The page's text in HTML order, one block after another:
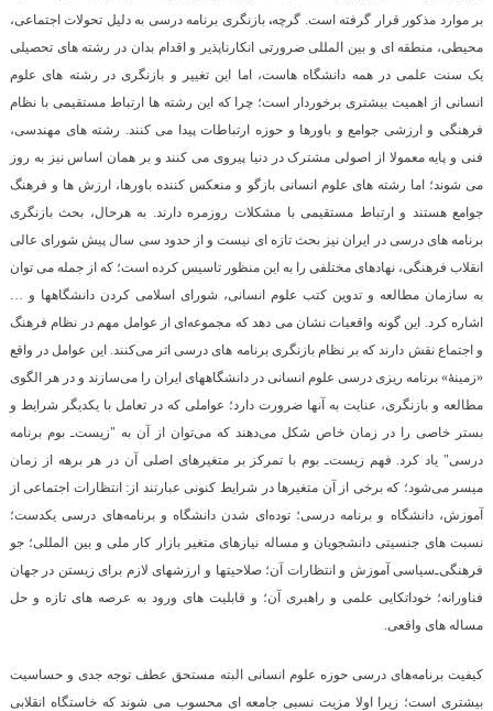
بر موارد مذکور قرار گرفته است. گرچه،بازنگری برنامه درسی به دلیل تحولات اجتماعی،
محیطی، منطقه ای و بین المللی ضرورتی انکارناپذیر و اقدام بدان در رشته های تحصیلی
یک سنت علمی در همه دانشگاه هاست، اما این تغییر و بازنگری در رشته های علوم
انسانی از اهمیت بیشتری برخوردار است؛ چرا که این رشته ها ارتباط مستقیمی با نظام
فرهنگی و ارزشی جوامع و باورها و حوزه ارتباطات پیدا می کنند. رشته های مهندسی،
فنی و پایه معمولا از اصولی مشترک در دنیا پیروی می کنند و بر همان اساس نیز به روز
می شوند؛ اما رشته های علوم انسانی بازگو و منعکس کننده باورها، ارزش ها و فرهنگ
جوامع هستند و ارتباط مستقیمی با مشکلات روزمره دارند. به هرحال، بحث بازنگری
برنامه های درسی در ایران نیز بحث تازه ای نیست و از حدود سی سال پیش شورای عالی
انقلاب فرهنگی، نهادهای مختلفی را به این منظور تاسیس کرده است؛ که از جمله می توان
به سازمان مطالعه و تدوین کتب علوم انسانی، شورای اسلامی کردن دانشگاهها و …
اشاره کرد. این گونه واقعیات نشان می دهد که مجموعه‌ای از عوامل مهم در نظام فرهنگ
و اجتماع نقش دارند که بر نظام بازنگری برنامه های درسی اثر می‌کنند. این عوامل در واقع
«زمینۀ» برنامه ریزی درسی علوم انسانی در دانشگاههای ایران را می‌سازند و در هر الگوی
مطالعه و بازنگری، عنایت به آنها ضرورت دارد؛ عواملی که در تعامل با یکدیگر شرایط و
بستر خاصی را در زمان خاص شکل می‌دهند که می‌توان از آن به "زیست‌ـ بوم برنامه
درسی" یاد کرد. فهم زیست‌ـ ‌بوم با تمرکز بر متغیرهای اصلی آن در هر برهه از زمان
میسر می‌شود؛ که برخی از آن متغیرها در شرایط کنونی عبارتند از: انتظارات اجتماعی از
آموزش، دانشگاه و برنامه درسی؛ توده‌ای شدن دانشگاه و برنامه‌های درسی یکدست؛
نسبت های جنسیتی دانشجویان و مساله نیازهای متغیر بازار کار ملی و بین المللی؛ جو
فرهنگی‌ـ‌سیاسی آموزش و انتظارات آن؛ صلاحیتها و ارزشهای لازم برای زیستن در جهان
فناورانه؛ خوداتکایی علمی و راهبری آن؛ و قابلیت های ورود به عرصه های تازه و حل
مساله های واقعی.
کیفیت برنامه‌های درسی حوزه علوم انسانی البته مستحق عطف توجه جدی و حساسیت
بیشتری است؛ زیرا اولا مزیت نسبی جامعه ای محسوب می شوند که خاستگاه انقلابی